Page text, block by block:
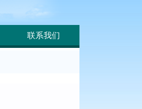
联系我们